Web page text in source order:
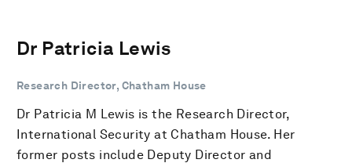
Dr Patricia Lewis
Research Director, Chatham House
Dr Patricia M Lewis is the Research Director,
International Security at Chatham House. Her
former posts include Deputy Director and